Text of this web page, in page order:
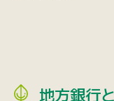
地方銀行